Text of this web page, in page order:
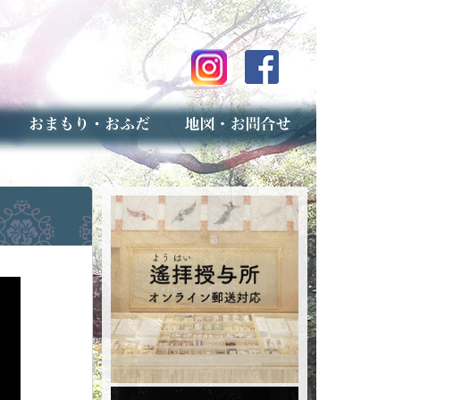
授与品のご案内
お焚き上げ（古いお守りのお取り扱い）
アクセスマップ
予約者専用フォーム（事前受付）